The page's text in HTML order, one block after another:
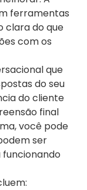
ferramentas
clara do que
com os
que
do seu
do cliente
final
você pode
ser